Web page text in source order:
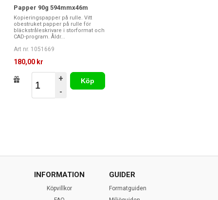
Papper 90g 594mmx46m
Kopieringspapper på rulle. Vitt
obestruket papper på rulle för
bläckstråleskrivare i storformat och
CAD-program. Åldr...
Art nr. 1051669
180,00 kr
+
-
Köp
INFORMATION
Köpvillkor
GUIDER
Formatguiden